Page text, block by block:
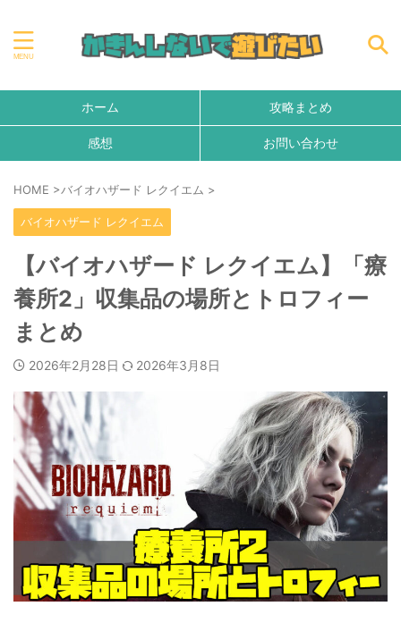
ホーム 攻略まとめ
感想 お問い合わせ
HOME >バイオハザード レクイエム >
バイオハザード レクイエム
【バイオハザード レクイエム】「療
養所2」収集品の場所とトロフィー
まとめ
2026年2月28日 2026年3月8日